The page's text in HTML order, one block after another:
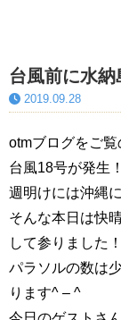
台風前に水納
2019.09.28
otmブログをご覧
台風18号が発生！
週明けには沖縄
そんな本日は快
して参りました！
パラソルの数は
ります^ – ^